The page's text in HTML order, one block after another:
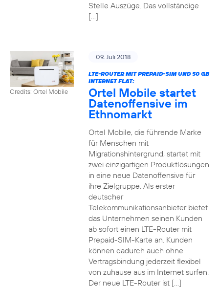
Stelle Auszüge. Das vollständige
[…]
Credits: Ortel Mobile
09. Juli 2018
LTE-ROUTER MIT PREPAID-SIM UND 50 GB
INTERNET FLAT:
Ortel Mobile startet
Datenoffensive im
Ethnomarkt
Ortel Mobile, die führende Marke
für Menschen mit
Migrationshintergrund, startet mit
zwei einzigartigen Produktlösungen
in eine neue Datenoffensive für
ihre Zielgruppe. Als erster
deutscher
Telekommunikationsanbieter bietet
das Unternehmen seinen Kunden
ab sofort einen LTE-Router mit
Prepaid-SIM-Karte an. Kunden
können dadurch auch ohne
Vertragsbindung jederzeit flexibel
von zuhause aus im Internet surfen.
Der neue LTE-Router ist […]